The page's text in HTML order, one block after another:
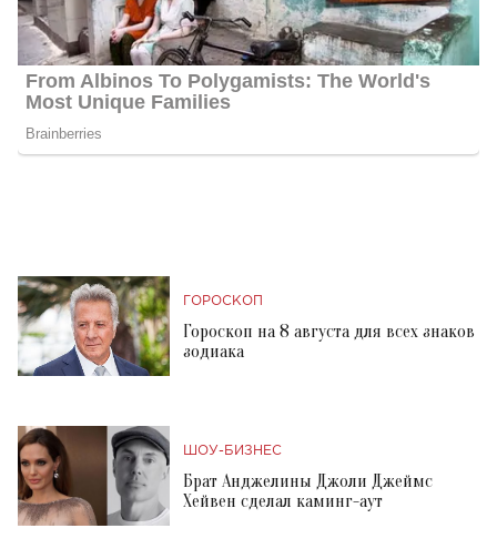
ГОРОСКОП
Гороскоп на 8 августа для всех знаков
зодиака
ШОУ-БИЗНЕС
Брат Анджелины Джоли Джеймс
Хейвен сделал каминг-аут